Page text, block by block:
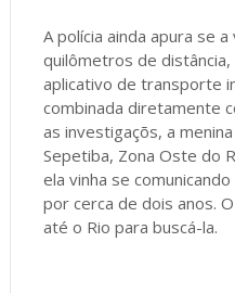
A polícia ainda apura se
quilômetros de
aplicativo de transporte
combinada diretamente
as investigaçõs, a
Sepetiba, Zona Oste do
ela vinha se
por cerca de dois anos.
até o Rio para buscá-la.